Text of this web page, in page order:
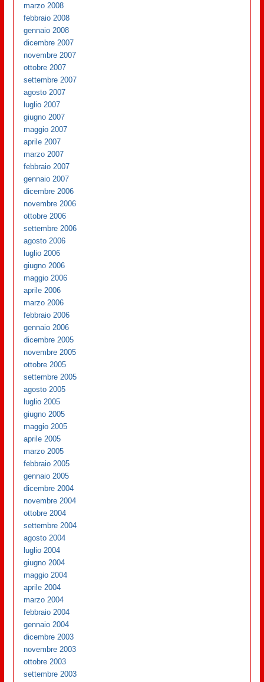
marzo 2008
febbraio 2008
gennaio 2008
dicembre 2007
novembre 2007
ottobre 2007
settembre 2007
agosto 2007
luglio 2007
giugno 2007
maggio 2007
aprile 2007
marzo 2007
febbraio 2007
gennaio 2007
dicembre 2006
novembre 2006
ottobre 2006
settembre 2006
agosto 2006
luglio 2006
giugno 2006
maggio 2006
aprile 2006
marzo 2006
febbraio 2006
gennaio 2006
dicembre 2005
novembre 2005
ottobre 2005
settembre 2005
agosto 2005
luglio 2005
giugno 2005
maggio 2005
aprile 2005
marzo 2005
febbraio 2005
gennaio 2005
dicembre 2004
novembre 2004
ottobre 2004
settembre 2004
agosto 2004
luglio 2004
giugno 2004
maggio 2004
aprile 2004
marzo 2004
febbraio 2004
gennaio 2004
dicembre 2003
novembre 2003
ottobre 2003
settembre 2003